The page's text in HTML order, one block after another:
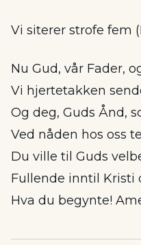
Vi siterer strofe fem
Nu Gud, vår Fader,
Vi hjertetakken
Og deg, Guds Ånd,
Ved nåden hos oss
Du ville til Guds
Fullende inntil Kristi
Hva du begynte!